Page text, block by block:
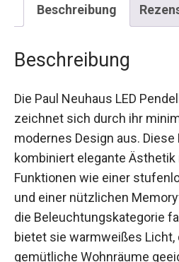
Beschreibung
Beschreibung
Die Paul Neuhaus LED
zeichnet sich durch ihr
modernes Design aus.
kombiniert elegante
Funktionen wie einer
und einer nützlichen
die Beleuchtungskategorie
bietet sie warmweißes Licht,
gemütliche Wohnräume